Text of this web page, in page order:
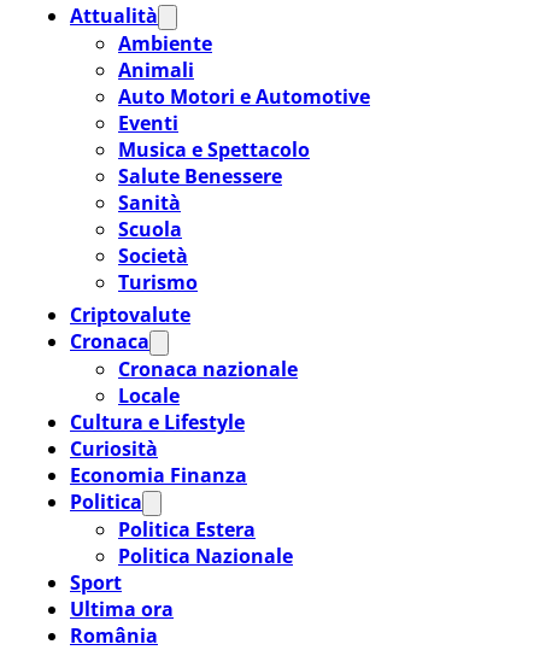
Attualità
Ambiente
Animali
Auto Motori e Automotive
Eventi
Musica e Spettacolo
Salute Benessere
Sanità
Scuola
Società
Turismo
Criptovalute
Cronaca
Cronaca nazionale
Locale
Cultura e Lifestyle
Curiosità
Economia Finanza
Politica
Politica Estera
Politica Nazionale
Sport
Ultima ora
România